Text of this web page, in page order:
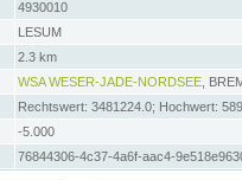
4930010
LESUM
2.3 km
WSA WESER-JADE-NORDSEE ,
Rechtswert: 3481224.0; Hochwert:
-5.000
76844306-4c37-4a6f-aac4-